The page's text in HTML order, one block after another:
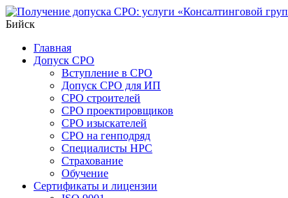
Бийск
Главная
Допуск СРО
Вступление в СРО
Допуск СРО для ИП
СРО строителей
СРО проектировщиков
СРО изыскателей
СРО на генподряд
Специалисты НРС
Страхование
Обучение
Сертификаты и лицензии